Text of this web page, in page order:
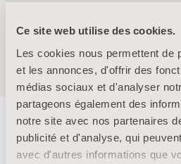
Ce site web utilise des cookies.
Les cookies nous permettent de
et les annonces, d'offrir des
médias sociaux et d'analyser
partageons également des
notre site avec nos partenaires
publicité et d'analyse, qui
avec d'autres informations que